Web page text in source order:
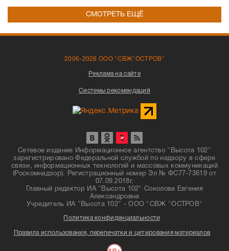
СМОТРЕТЬ ЕЩЁ
2006-2026 ООО "СВЖ"ОСТРОВ"
Реклама на сайте
Системы рекомендаций
Сетевое издание Информационное агентство "Высота 102"
зарегистрировано Федеральной службой по надзору в сфере
связи, информационных технологий и массовых коммуникаций
(Роскомнадзор). Регистрационный номер Эл № ФС77-73619 от
07.09.2018г.
Главный редактор ИА "Высота 102" Соколова Евгения
Александровна
Учредитель ИА "Высота 102" - ООО "СВЖ "ОСТРОВ"
Политика конфиденциальности
Правила использования, перепечатки и цитирования материалов